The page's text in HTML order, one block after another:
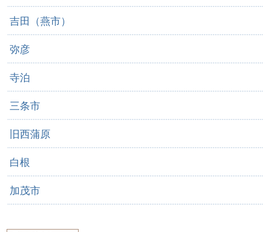
吉田（燕市）
弥彦
寺泊
三条市
旧西蒲原
白根
加茂市